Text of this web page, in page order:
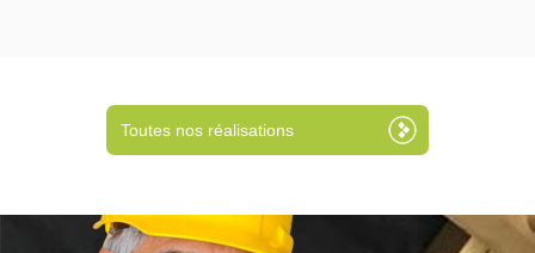
Toutes nos réalisations